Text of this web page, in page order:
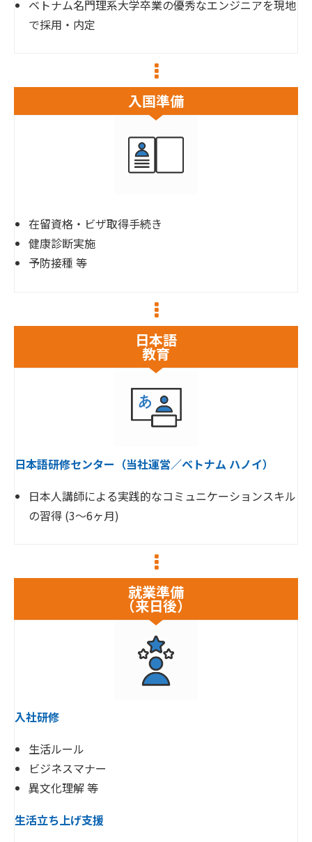
ベトナム名門理系大学卒業の優秀なエンジニアを現地
で採用・内定
入国準備
在留資格・ビザ取得手続き
健康診断実施
予防接種 等
日本語
教育
日本語研修センター（当社運営／ベトナム ハノイ）
日本人講師による実践的なコミュニケーションスキル
の習得 (3〜6ヶ月)
就業準備
（来日後）
入社研修
生活ルール
ビジネスマナー
異文化理解 等
生活立ち上げ支援